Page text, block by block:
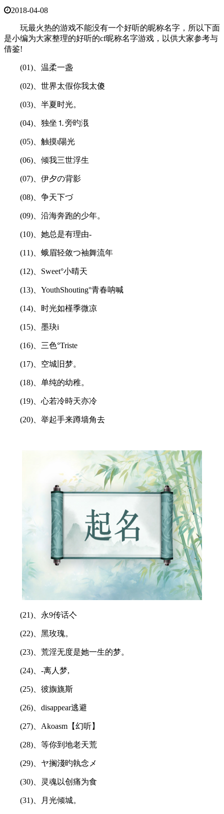
2018-04-08
玩最火热的游戏不能没有一个好听的昵称名字，所以下面
是小编为大家整理的好听的cf昵称名字游戏，以供大家参考与
借鉴!
(01)、温柔一盏
(02)、世界太假你我太傻
(03)、半夏时光。
(04)、独坐⒈旁旳涐
(05)、触摸ι陽光
(06)、倾我三世浮生
(07)、伊夕の背影
(08)、争天下づ
(09)、沿海奔跑的少年。
(10)、她总是有理由-
(11)、蛾眉轻敛つ袖舞流年
(12)、Sweet°小晴天
(13)、YouthShouting°青春呐喊
(14)、时光如槿季微凉
(15)、墨玦i
(16)、三色°Triste
(17)、空城旧梦。
(18)、单纯的幼稚。
(19)、心若冷時天亦冷
(20)、举起手来蹲墙角去
(21)、永9传话亽
(22)、黑玫瑰。
(23)、荒淫无度是她一生的梦。
(24)、-离人梦,
(25)、彼旟旐斯
(26)、disappear逃避
(27)、Akoasm【幻听】
(28)、等你到地老天荒
(29)、ヤ搁淺旳執念メ
(30)、灵魂以创痛为食
(31)、月光倾城。